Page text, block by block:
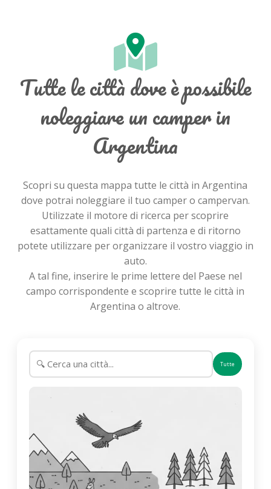
Tutte le città dove è possibile
noleggiare un camper in
Argentina
Scopri su questa mappa tutte le città in Argentina
dove potrai noleggiare il tuo camper o campervan.
Utilizzate il motore di ricerca per scoprire
esattamente quali città di partenza e di ritorno
potete utilizzare per organizzare il vostro viaggio in
auto.
A tal fine, inserire le prime lettere del Paese nel
campo corrispondente e scoprire tutte le città in
Argentina o altrove.
Tutte